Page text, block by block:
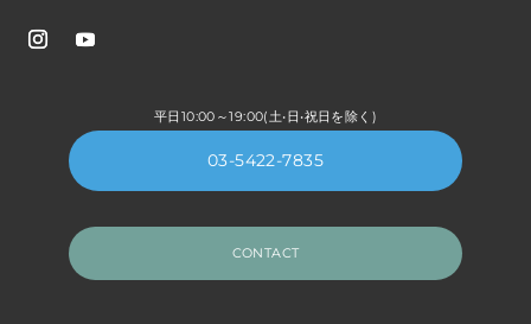
03-5422-7835
CONTACT